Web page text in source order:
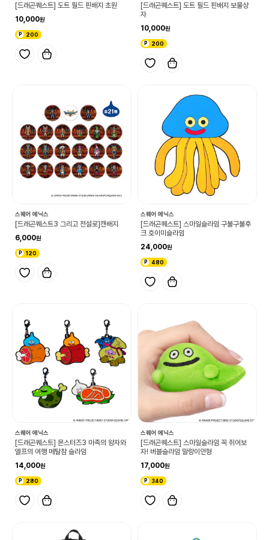
[드래곤퀘스트] 도트 필드 핀배지 초원
10,000
200
[드래곤퀘스트] 도트 필드 핀배지 보물상
자
10,000
200
스퀘어 에닉스
[드래곤퀘스트3 그리고 전설로]캔배지
6,000
120
스퀘어 에닉스
[드래곤퀘스트] 스마일슬라임 구불구불후
크 호이미슬라임
24,000
480
스퀘어 에닉스
[드래곤퀘스트] 몬스터즈3 마족의 왕자와
엘프의 여행 메탈참 슬라임
14,000
280
스퀘어 에닉스
[드래곤퀘스트] 스마일슬라임 꼭 쥐어보
자! 버블슬라임 말랑이인형
17,000
340